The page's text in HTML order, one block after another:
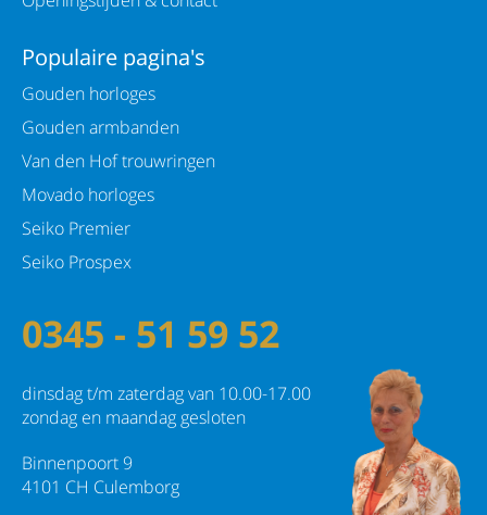
Populaire pagina's
Gouden horloges
Gouden armbanden
Van den Hof trouwringen
Movado horloges
Seiko Premier
Seiko Prospex
0345 - 51 59 52
dinsdag t/m zaterdag van 10.00-17.00
zondag en maandag gesloten
Binnenpoort 9
4101 CH Culemborg